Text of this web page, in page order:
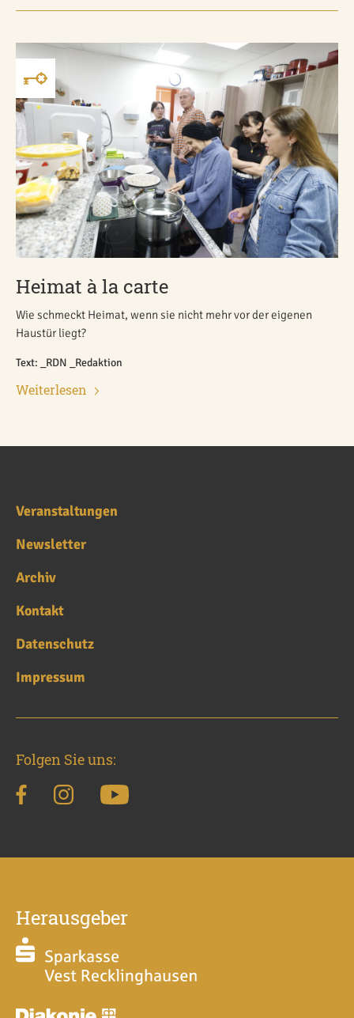
Heimat à la carte
Wie schmeckt Heimat, wenn sie nicht mehr vor der eigenen
Haustür liegt?
Text: _RDN _Redaktion
Weiterlesen
Veranstaltungen
Newsletter
Archiv
Kontakt
Datenschutz
Impressum
Folgen Sie uns:
Herausgeber